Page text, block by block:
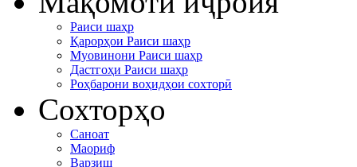
Раиси шаҳр
Қарорҳои Раиси шаҳр
Муовинони Раиси шаҳр
Дастгоҳи Раиси шаҳр
Роҳбарони воҳидҳои сохторӣ
Сохторҳо
Саноат
Маориф
Варзиш